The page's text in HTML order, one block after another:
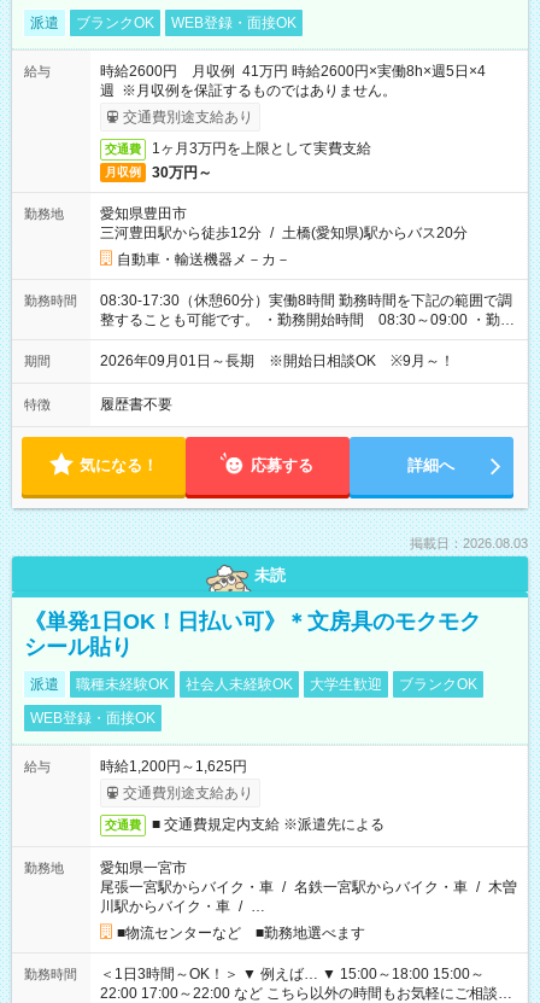
派遣 ブランクOK WEB登録・面接OK
給与
時給2600円 月収例 41万円 時給2600円×実働8h×週5日×4
週 ※月収例を保証するものではありません。
交通費別途支給あり
交通費 1ヶ月3万円を上限として実費支給
月収例 30万円～
勤務地
愛知県豊田市
三河豊田駅から徒歩12分 / 土橋(愛知県)駅からバス20分
自動車・輸送機器メ－カ－
勤務時間
08:30-17:30（休憩60分）実働8時間 勤務時間を下記の範囲で調
整することも可能です。 ・勤務開始時間 08:30～09:00 ・勤務
終了時間 17:30～18:00
期間 2026年09月01日～長期 ※開始日相談OK ※9月～！
特徴 履歴書不要
気になる！ 応募する 詳細へ
掲載日：2026.08.03
未読
《単発1日OK！日払い可》＊文房具のモクモク
シール貼り
派遣 職種未経験OK 社会人未経験OK 大学生歓迎
ブランクOK
WEB登録・面接OK
給与
時給1,200円～1,625円
交通費別途支給あり
交通費 ■ 交通費規定内支給 ※派遣先による
勤務地
愛知県一宮市
尾張一宮駅からバイク・車 / 名鉄一宮駅からバイク・車 / 木曽
川駅からバイク・車 / …
■物流センターなど ■勤務地選べます
勤務時間
＜1日3時間～OK！＞ ▼ 例えば… ▼ 15:00～18:00 15:00～
22:00 17:00～22:00 など こちら以外の時間もお気軽にご相談く